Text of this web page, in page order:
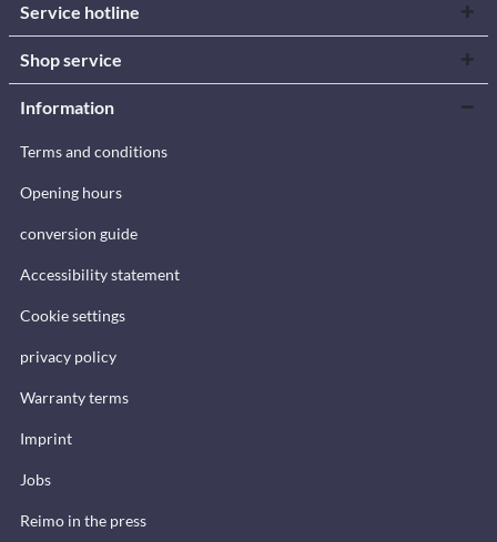
Service hotline
Shop service
Information
Terms and conditions
Opening hours
conversion guide
Accessibility statement
Cookie settings
privacy policy
Warranty terms
Imprint
Jobs
Reimo in the press